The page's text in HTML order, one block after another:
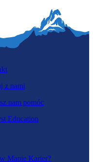
Mapie Karier?
z nami
nam pomóc
Education